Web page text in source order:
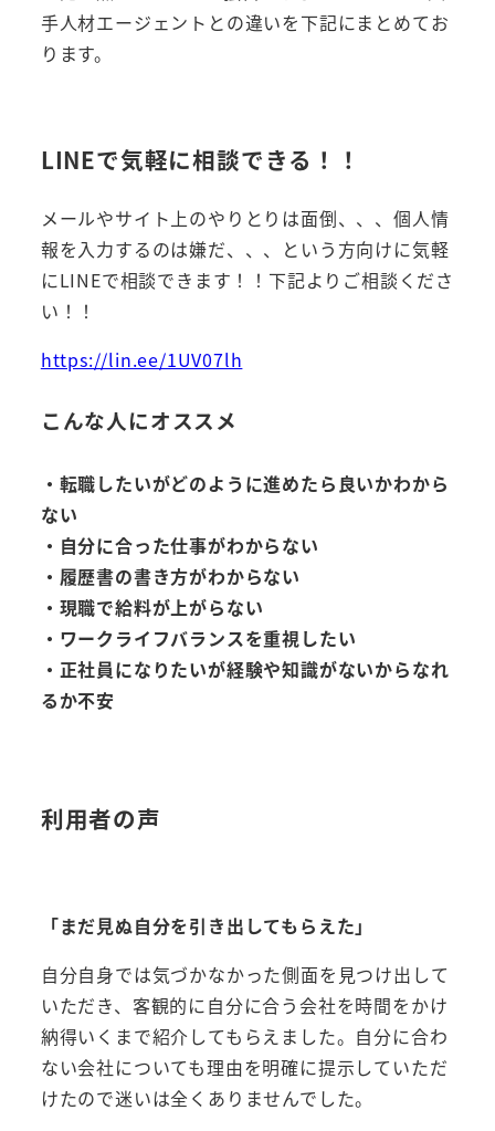
手人材エージェントとの違いを下記にまとめてお
ります。
LINEで気軽に相談できる！！
メールやサイト上のやりとりは面倒、、、個人情
報を入力するのは嫌だ、、、という方向けに気軽
にLINEで相談できます！！下記よりご相談くださ
い！！
https://lin.ee/1UV07lh
こんな人にオススメ
・転職したいがどのように進めたら良いかわから
ない
・自分に合った仕事がわからない
・履歴書の書き方がわからない
・現職で給料が上がらない
・ワークライフバランスを重視したい
・正社員になりたいが経験や知識がないからなれ
るか不安
利用者の声
「まだ見ぬ自分を引き出してもらえた」
自分自身では気づかなかった側面を見つけ出して
いただき、客観的に自分に合う会社を時間をかけ
納得いくまで紹介してもらえました。自分に合わ
ない会社についても理由を明確に提示していただ
けたので迷いは全くありませんでした。